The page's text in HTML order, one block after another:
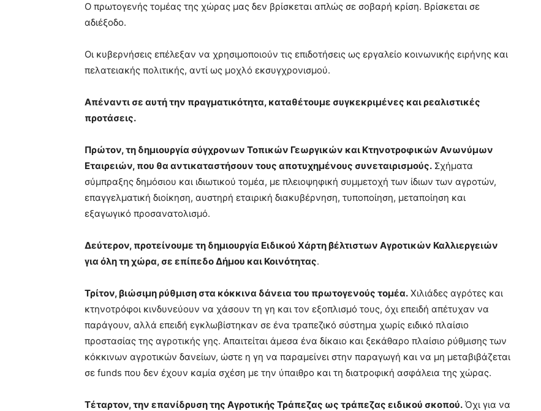
Ο πρωτογενής τομέας της χώρας μας δεν βρίσκεται απλώς σε σοβαρή κρίση. Βρίσκεται σε
αδιέξοδο.
Οι κυβερνήσεις επέλεξαν να χρησιμοποιούν τις επιδοτήσεις ως εργαλείο κοινωνικής ειρήνης και
πελατειακής πολιτικής, αντί ως μοχλό εκσυγχρονισμού.
Απέναντι σε αυτή την πραγματικότητα, καταθέτουμε συγκεκριμένες και ρεαλιστικές
προτάσεις.
Πρώτον, τη δημιουργία σύγχρονων Τοπικών Γεωργικών και Κτηνοτροφικών Ανωνύμων
Εταιρειών, που θα αντικαταστήσουν τους αποτυχημένους συνεταιρισμούς. Σχήματα
σύμπραξης δημόσιου και ιδιωτικού τομέα, με πλειοψηφική συμμετοχή των ίδιων των αγροτών,
επαγγελματική διοίκηση, αυστηρή εταιρική διακυβέρνηση, τυποποίηση, μεταποίηση και
εξαγωγικό προσανατολισμό.
Δεύτερον, προτείνουμε τη δημιουργία Ειδικού Χάρτη βέλτιστων Αγροτικών Καλλιεργειών
για όλη τη χώρα, σε επίπεδο Δήμου και Κοινότητας.
Τρίτον, βιώσιμη ρύθμιση στα κόκκινα δάνεια του πρωτογενούς τομέα. Χιλιάδες αγρότες και
κτηνοτρόφοι κινδυνεύουν να χάσουν τη γη και τον εξοπλισμό τους, όχι επειδή απέτυχαν να
παράγουν, αλλά επειδή εγκλωβίστηκαν σε ένα τραπεζικό σύστημα χωρίς ειδικό πλαίσιο
προστασίας της αγροτικής γης. Απαιτείται άμεσα ένα δίκαιο και ξεκάθαρο πλαίσιο ρύθμισης των
κόκκινων αγροτικών δανείων, ώστε η γη να παραμείνει στην παραγωγή και να μη μεταβιβάζεται
σε funds που δεν έχουν καμία σχέση με την ύπαιθρο και τη διατροφική ασφάλεια της χώρας.
Τέταρτον, την επανίδρυση της Αγροτικής Τράπεζας ως τράπεζας ειδικού σκοπού. Όχι για να